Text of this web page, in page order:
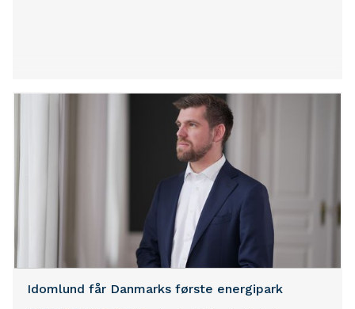
Idomlund får Danmarks første energipark